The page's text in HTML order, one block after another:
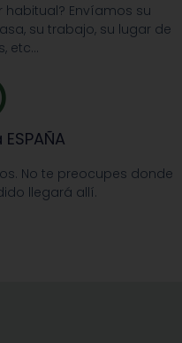
habitual? Envíamos su
su trabajo, su lugar de
etc…
No te preocupes donde
llegará allí.